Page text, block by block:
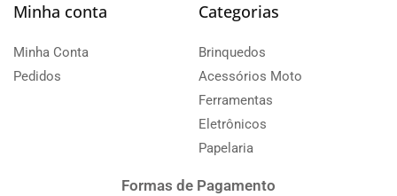
Minha conta
Minha Conta
Pedidos
Categorias
Brinquedos
Acessórios Moto
Ferramentas
Eletrônicos
Papelaria
Formas de Pagamento